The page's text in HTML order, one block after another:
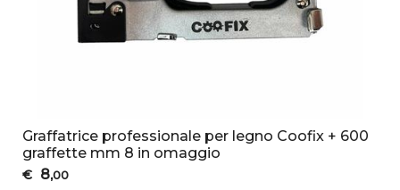
Graffatrice professionale per legno Coofix + 600
graffette mm 8 in omaggio
€ 8,00